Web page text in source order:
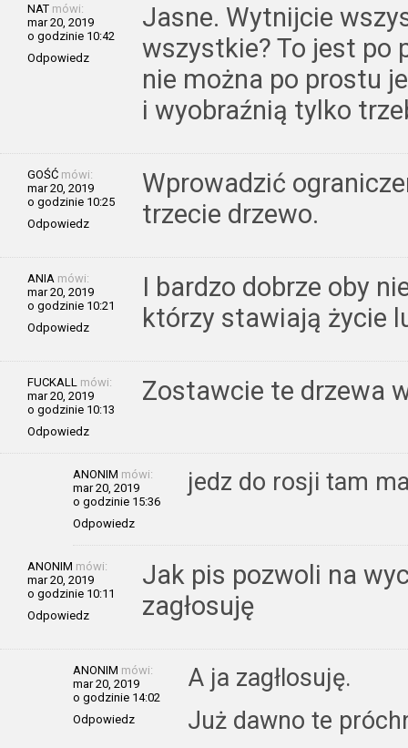
NAT mówi:
mar 20, 2019
o godzinie 10:42
Odpowiedz
Jasne. Wytnijcie
wszystkie? To jest po
nie można po prostu
i wyobraźnią tylko
GOŚĆ mówi:
mar 20, 2019
o godzinie 10:25
Odpowiedz
Wprowadzić
trzecie drzewo.
ANIA mówi:
mar 20, 2019
o godzinie 10:21
Odpowiedz
I bardzo dobrze oby
którzy stawiają życie
FUCKALL mówi:
mar 20, 2019
o godzinie 10:13
Odpowiedz
Zostawcie te drzewa
ANONIM mówi:
mar 20, 2019
o godzinie 15:36
Odpowiedz
jedz do rosji tam
ANONIM mówi:
mar 20, 2019
o godzinie 10:11
Odpowiedz
Jak pis pozwoli na
zagłosuję
ANONIM mówi:
mar 20, 2019
o godzinie 14:02
Odpowiedz
A ja zagłlosuję.
Już dawno te